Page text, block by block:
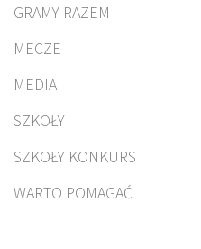
GRAMY RAZEM
MECZE
MEDIA
SZKOŁY
SZKOŁY KONKURS
WARTO POMAGAĆ